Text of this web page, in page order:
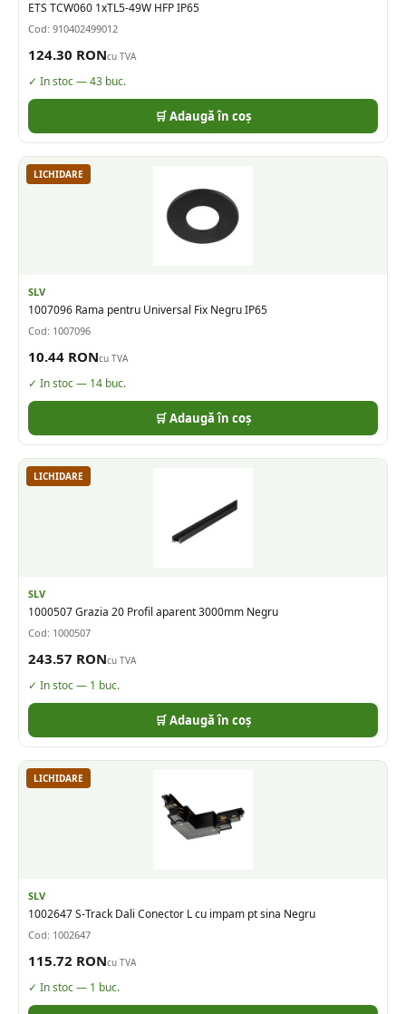
ETS TCW060 1xTL5-49W HFP IP65
Cod: 910402499012
124.30 RONcu TVA
✓ In stoc —43 buc.
🛒 Adaugă în coș
LICHIDARE
SLV
1007096 Rama pentru Universal Fix Negru IP65
Cod: 1007096
10.44 RONcu TVA
✓ In stoc — 14 buc.
🛒 Adaugă în coș
LICHIDARE
SLV
1000507 Grazia 20 Profil aparent 3000mm Negru
Cod: 1000507
243.57 RONcu TVA
✓ In stoc — 1 buc.
🛒 Adaugă în coș
LICHIDARE
SLV
1002647 S-Track Dali Conector L cu impam pt sina Negru
Cod: 1002647
115.72 RONcu TVA
✓ In stoc — 1 buc.